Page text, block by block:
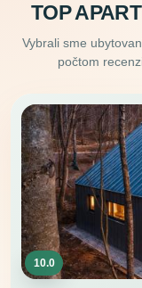
TOP
Vybrali sme
počtom
10.0